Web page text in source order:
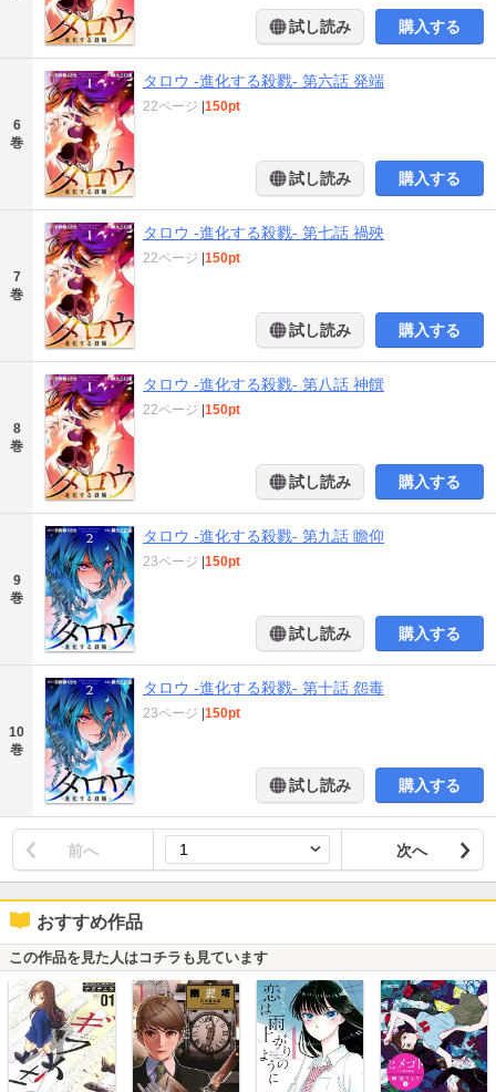
試し読み 購入する
6
巻
タロウ -進化する殺戮- 第六話 発端
22ページ |150pt
試し読み 購入する
7
巻
タロウ -進化する殺戮- 第七話 禍殃
22ページ |150pt
試し読み 購入する
8
巻
タロウ -進化する殺戮- 第八話 神饌
22ページ |150pt
試し読み 購入する
9
巻
タロウ -進化する殺戮- 第九話 瞻仰
23ページ |150pt
試し読み 購入する
10
巻
タロウ -進化する殺戮- 第十話 怨毒
23ページ |150pt
試し読み 購入する
前へ 次へ
おすすめ作品
この作品を見た人はコチラも見ています